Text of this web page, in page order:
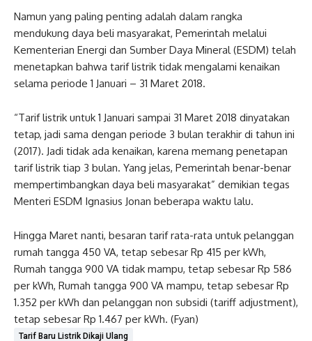
Namun yang paling penting adalah dalam rangka
mendukung daya beli masyarakat, Pemerintah melalui
Kementerian Energi dan Sumber Daya Mineral (ESDM) telah
menetapkan bahwa tarif listrik tidak mengalami kenaikan
selama periode 1 Januari – 31 Maret 2018.
“Tarif listrik untuk 1 Januari sampai 31 Maret 2018 dinyatakan
tetap, jadi sama dengan periode 3 bulan terakhir di tahun ini
(2017). Jadi tidak ada kenaikan, karena memang penetapan
tarif listrik tiap 3 bulan. Yang jelas, Pemerintah benar-benar
mempertimbangkan daya beli masyarakat” demikian tegas
Menteri ESDM Ignasius Jonan beberapa waktu lalu.
Hingga Maret nanti, besaran tarif rata-rata untuk pelanggan
rumah tangga 450 VA, tetap sebesar Rp 415 per kWh,
Rumah tangga 900 VA tidak mampu, tetap sebesar Rp 586
per kWh, Rumah tangga 900 VA mampu, tetap sebesar Rp
1.352 per kWh dan pelanggan non subsidi (tariff adjustment),
tetap sebesar Rp 1.467 per kWh. (Fyan)
Tarif Baru Listrik Dikaji Ulang